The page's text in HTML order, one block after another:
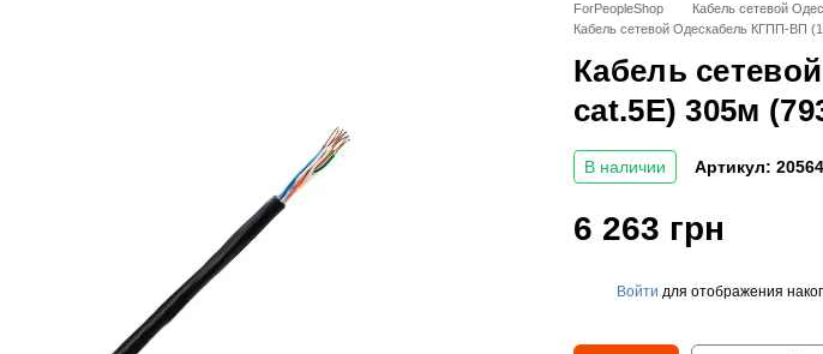
ForPeopleShop Кабель сетевой
Кабель сетевой Одескабель КГПП-ВП
Кабель
cat.5E) 305м
В наличии Артикул: 20564
6 263 грн
Войти для отображения